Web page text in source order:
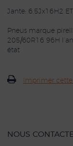
Jante: 6,5Jx16H2
Pneus marque
205/60R16 96H
état
Imprimer
NOUS